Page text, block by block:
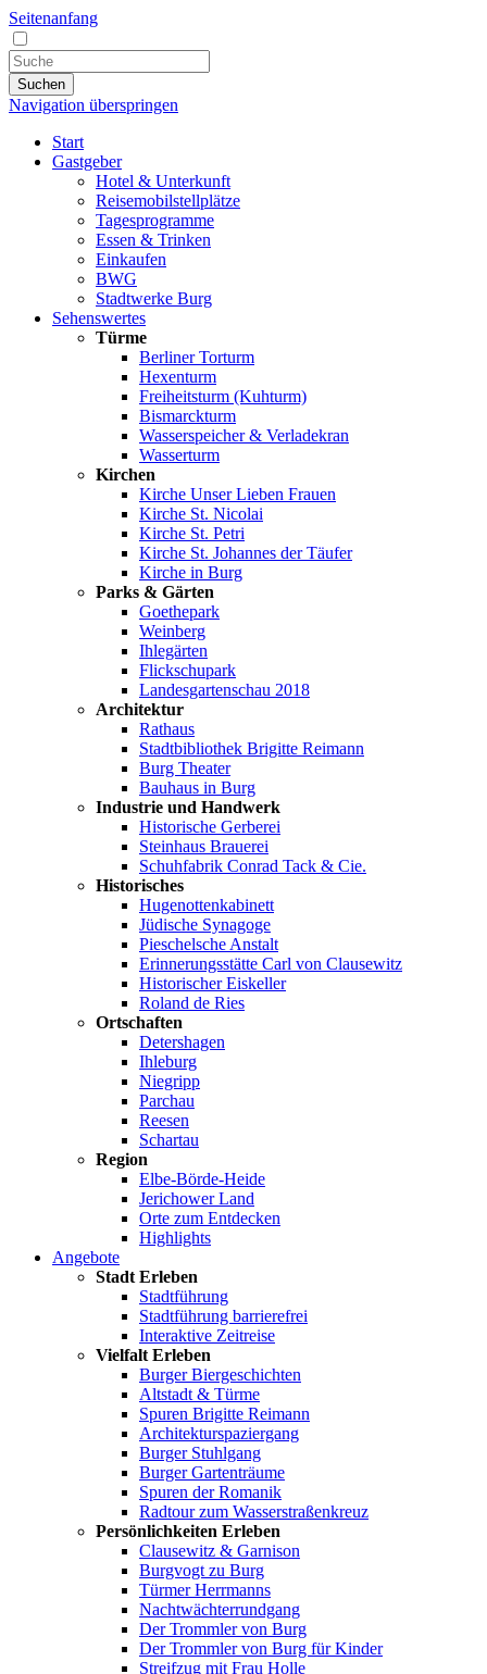
Seitenanfang
Suchen
Navigation überspringen
Start
Gastgeber
Hotel & Unterkunft
Reisemobilstellplätze
Tagesprogramme
Essen & Trinken
Einkaufen
BWG
Stadtwerke Burg
Sehenswertes
Türme
Berliner Torturm
Hexenturm
Freiheitsturm (Kuhturm)
Bismarckturm
Wasserspeicher & Verladekran
Wasserturm
Kirchen
Kirche Unser Lieben Frauen
Kirche St. Nicolai
Kirche St. Petri
Kirche St. Johannes der Täufer
Kirche in Burg
Parks & Gärten
Goethepark
Weinberg
Ihlegärten
Flickschupark
Landesgartenschau 2018
Architektur
Rathaus
Stadtbibliothek Brigitte Reimann
Burg Theater
Bauhaus in Burg
Industrie und Handwerk
Historische Gerberei
Steinhaus Brauerei
Schuhfabrik Conrad Tack & Cie.
Historisches
Hugenottenkabinett
Jüdische Synagoge
Pieschelsche Anstalt
Erinnerungsstätte Carl von Clausewitz
Historischer Eiskeller
Roland de Ries
Ortschaften
Detershagen
Ihleburg
Niegripp
Parchau
Reesen
Schartau
Region
Elbe-Börde-Heide
Jerichower Land
Orte zum Entdecken
Highlights
Angebote
Stadt Erleben
Stadtführung
Stadtführung barrierefrei
Interaktive Zeitreise
Vielfalt Erleben
Burger Biergeschichten
Altstadt & Türme
Spuren Brigitte Reimann
Architekturspaziergang
Burger Stuhlgang
Burger Gartenträume
Spuren der Romanik
Radtour zum Wasserstraßenkreuz
Persönlichkeiten Erleben
Clausewitz & Garnison
Burgvogt zu Burg
Türmer Herrmanns
Nachtwächterrundgang
Der Trommler von Burg
Der Trommler von Burg für Kinder
Streifzug mit Frau Holle